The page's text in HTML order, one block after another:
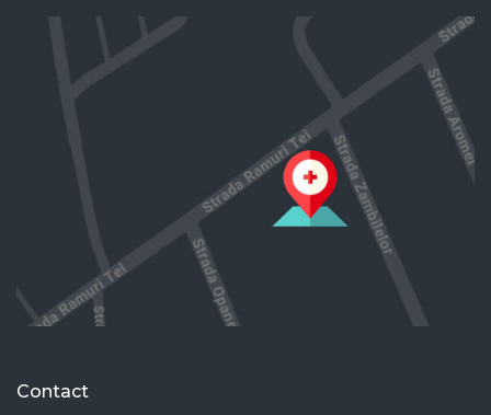
Contact